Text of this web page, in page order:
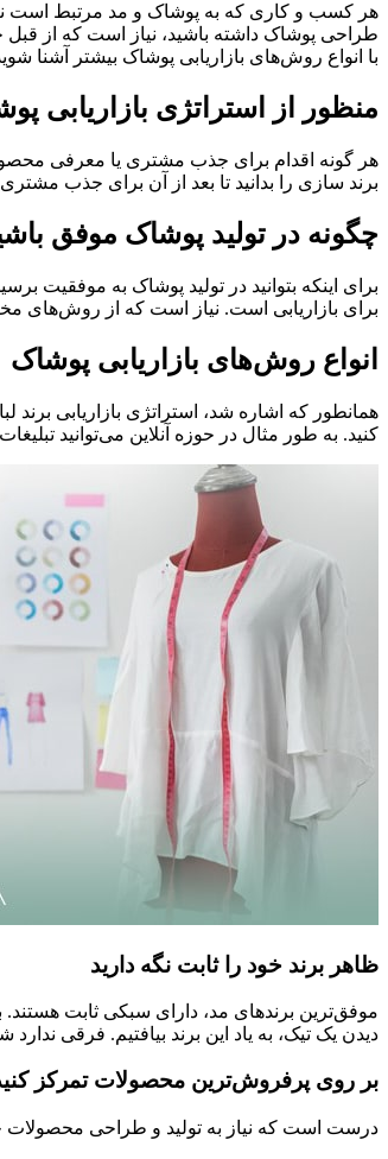
هر کسب و کاری که به پوشاک و مد مرتبط است نیاز
طراحی پوشاک داشته باشید، نیاز است که از
با انواع روش‌های بازاریابی پوشاک بیشتر آشنا
منظور از استراتژی بازاریابی
هر گونه اقدام برای جذب مشتری یا معرفی
برند سازی را بدانید تا بعد از آن برای جذب
چگونه در تولید پوشاک موفق
برای اینکه بتوانید در تولید پوشاک به موفقیت
برای بازاریابی است. نیاز است که از روش‌های
انواع روش‌های بازاریابی پوشاک
همانطور که اشاره شد، استراتژی بازاریابی برند
کنید. به طور مثال در حوزه آنلاین می‌توانید
ظاهر برند خود را ثابت نگه دارید
موفق‌ترین برندهای مد، دارای سبکی ثابت
دیدن یک تیک، به یاد این برند بیافتیم. فرقی
بر روی پرفروش‌ترین محصولات تمرکز
درست است که نیاز به تولید و طراحی محصولات